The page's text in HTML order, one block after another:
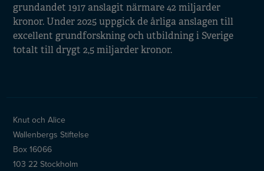
grundandet 1917 anslagit närmare 42 miljarder
kronor. Under 2025 uppgick de årliga anslagen till
excellent grundforskning och utbildning i Sverige
totalt till drygt 2,5 miljarder kronor.
Knut och Alice
Wallenbergs Stiftelse
Box 16066
103 22 Stockholm